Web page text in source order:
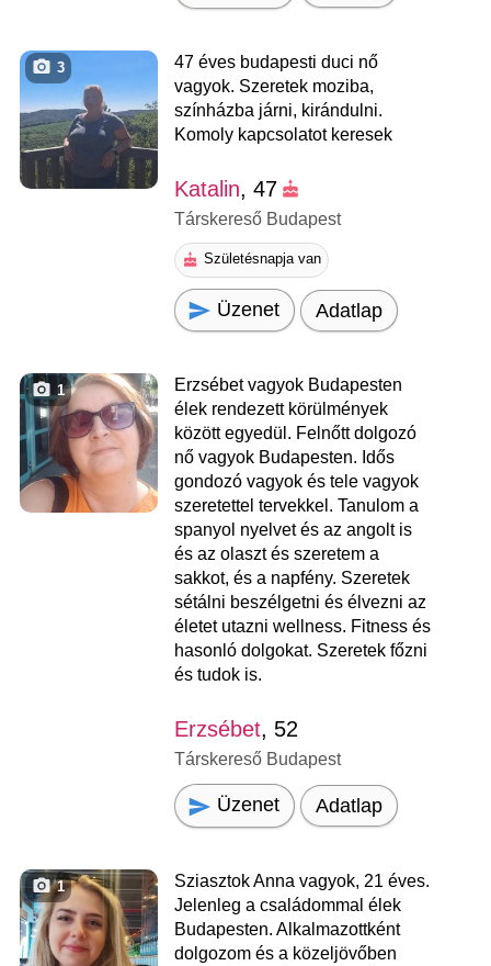
3
47 éves budapesti duci nő
vagyok. Szeretek moziba,
színházba járni, kirándulni.
Komoly kapcsolatot keresek
Katalin, 47
Társkereső Budapest
Születésnapja van
Üzenet Adatlap
1
Erzsébet vagyok Budapesten
élek rendezett körülmények
között egyedül. Felnőtt dolgozó
nő vagyok Budapesten. Idős
gondozó vagyok és tele vagyok
szeretettel tervekkel. Tanulom a
spanyol nyelvet és az angolt is
és az olaszt és szeretem a
sakkot, és a napfény. Szeretek
sétálni beszélgetni és élvezni az
életet utazni wellness. Fitness és
hasonló dolgokat. Szeretek főzni
és tudok is.
Erzsébet, 52
Társkereső Budapest
Üzenet Adatlap
1
Sziasztok Anna vagyok, 21 éves.
Jelenleg a családommal élek
Budapesten. Alkalmazottként
dolgozom és a közeljövőben